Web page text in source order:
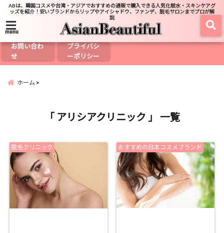
ABは、韓国コスメや台湾・アジアでおすすめの通販で購入できる人気化粧水・スキンケアグ
ッズを紹介！安いブランドからリップやアイシャドウ、ファンデ、脱毛サロンまでプロが解
説
menu
お問い合わ
せ
プライバシ
ーポリシー
ホーム
「 アリシアクリニック 」 一覧
脱毛クリニック おすすめの日本コスメブランド